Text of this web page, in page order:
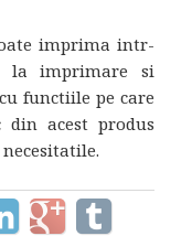
imprima intr-
la imprimare si
functiile pe care
acest produs